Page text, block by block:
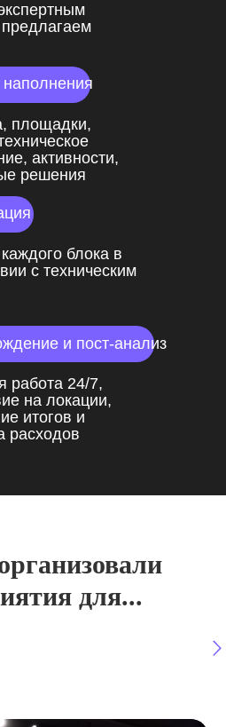
блока в
с техническим
площадки,
активности,
решения
и пост-анализ
работа 24/7,
на локации,
итогов и
расходов
для...